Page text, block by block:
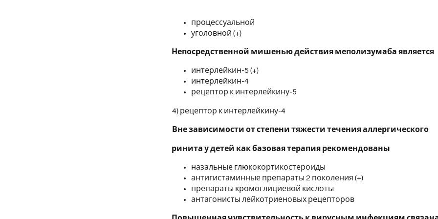
процессуальной
уголовной (+)
Непосредственной мишенью действия меполизумаба является
интерлейкин-5 (+)
интерлейкин-4
рецептор к интерлейкину-5
4) рецептор к интерлейкину-4
Вне зависимости от степени тяжести течения аллергического
ринита у детей как базовая терапия рекомендованы
назальные глюкокортикостероиды
антигистаминные препараты 2 поколения (+)
препараты кромоглициевой кислоты
антагонисты лейкотриеновых рецепторов